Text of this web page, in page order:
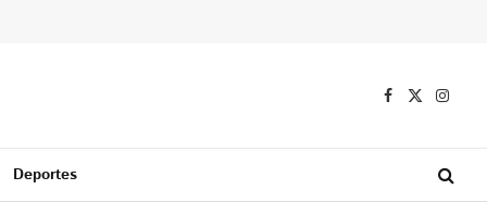
Facebook
X
Deportes